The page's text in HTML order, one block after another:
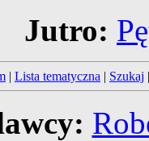
Jutro:
| Lista tematyczna | Szukaj